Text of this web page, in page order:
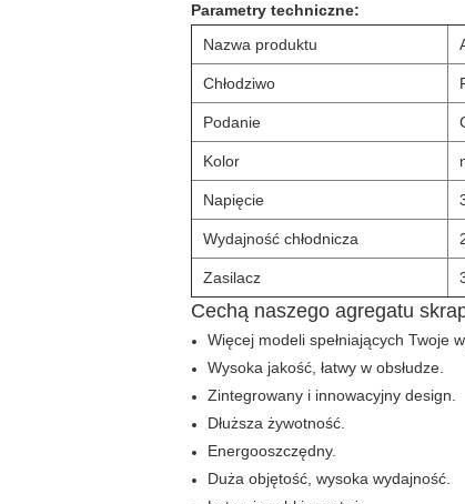
Parametry techniczne:
Nazwa produktu
Chłodziwo
Podanie
Kolor
Napięcie
Wydajność chłodnicza
Zasilacz
Cechą naszego agregatu
Więcej modeli spełniających Twoje
Wysoka jakość, łatwy w obsłudze.
Zintegrowany i innowacyjny design.
Dłuższa żywotność.
Energooszczędny.
Duża objętość, wysoka wydajność.